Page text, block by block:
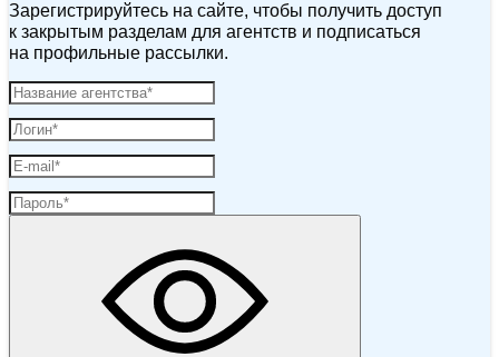
Зарегистрируйтесь на сайте, чтобы получить доступ
к закрытым разделам для агентств и подписаться
на профильные рассылки.